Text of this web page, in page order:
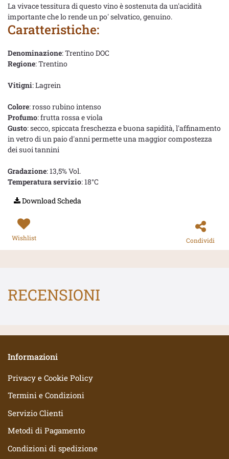
La vivace tessitura di questo vino è sostenuta da un'acidità
importante che lo rende un po' selvatico, genuino.
Caratteristiche:
Denominazione: Trentino DOC
Regione: Trentino
Vitigni: Lagrein
Colore: rosso rubino intenso
Profumo: frutta rossa e viola
Gusto: secco, spiccata freschezza e buona sapidità, l'affinamento
in vetro di un paio d'anni permette una maggior compostezza
dei suoi tannini
Gradazione: 13,5% Vol.
Temperatura servizio: 18°C
Download Scheda
Wishlist Condividi
RECENSIONI
Informazioni
Privacy e Cookie Policy
Termini e Condizioni
Servizio Clienti
Metodi di Pagamento
Condizioni di spedizione